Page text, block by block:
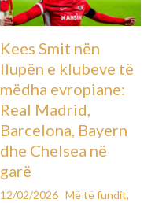
Kees Smit nën
llupën e klubeve të
mëdha evropiane:
Real Madrid,
Barcelona, Bayern
dhe Chelsea në
garë
12/02/2026 Më të fundit,